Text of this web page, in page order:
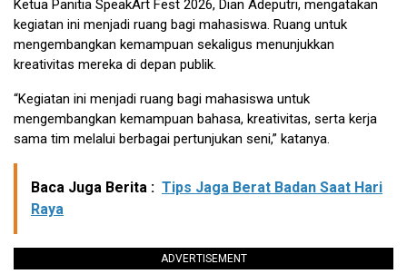
Ketua Panitia SpeakArt Fest 2026, Dian Adeputri, mengatakan
kegiatan ini menjadi ruang bagi mahasiswa. Ruang untuk
mengembangkan kemampuan sekaligus menunjukkan
kreativitas mereka di depan publik.
“Kegiatan ini menjadi ruang bagi mahasiswa untuk
mengembangkan kemampuan bahasa, kreativitas, serta kerja
sama tim melalui berbagai pertunjukan seni,” katanya.
Baca Juga Berita : Tips Jaga Berat Badan Saat Hari
Raya
ADVERTISEMENT